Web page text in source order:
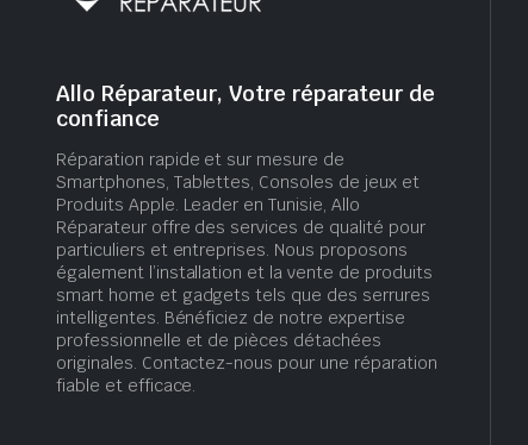
Allo Réparateur, Votre réparateur de
confiance
Réparation rapide et sur mesure de
Smartphones, Tablettes, Consoles de jeux et
Produits Apple. Leader en Tunisie, Allo
Réparateur offre des services de qualité pour
particuliers et entreprises. Nous proposons
également l’installation et la vente de produits
smart home et gadgets tels que des serrures
intelligentes. Bénéficiez de notre expertise
professionnelle et de pièces détachées
originales. Contactez-nous pour une réparation
fiable et efficace.